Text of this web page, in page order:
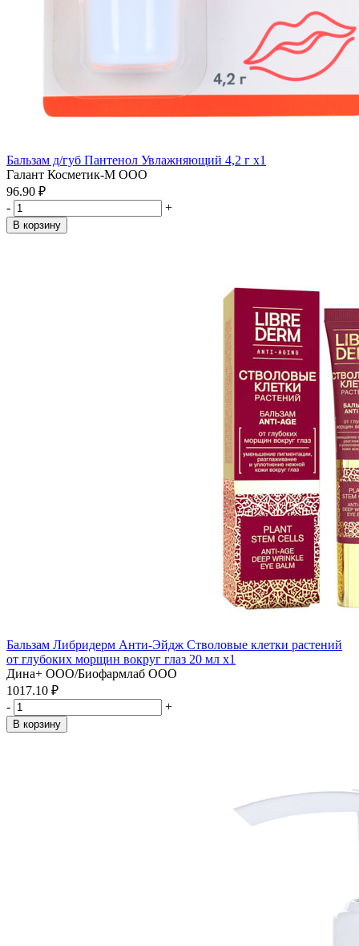
Бальзам д/губ Пантенол Увлажняющий 4,2 г x1
Галант Косметик-М ООО
96.90 ₽
-
+
В корзину
Бальзам Либридерм Анти-Эйдж Стволовые клетки растений
от глубоких морщин вокруг глаз 20 мл x1
Дина+ ООО/Биофармлаб ООО
1017.10 ₽
-
+
В корзину